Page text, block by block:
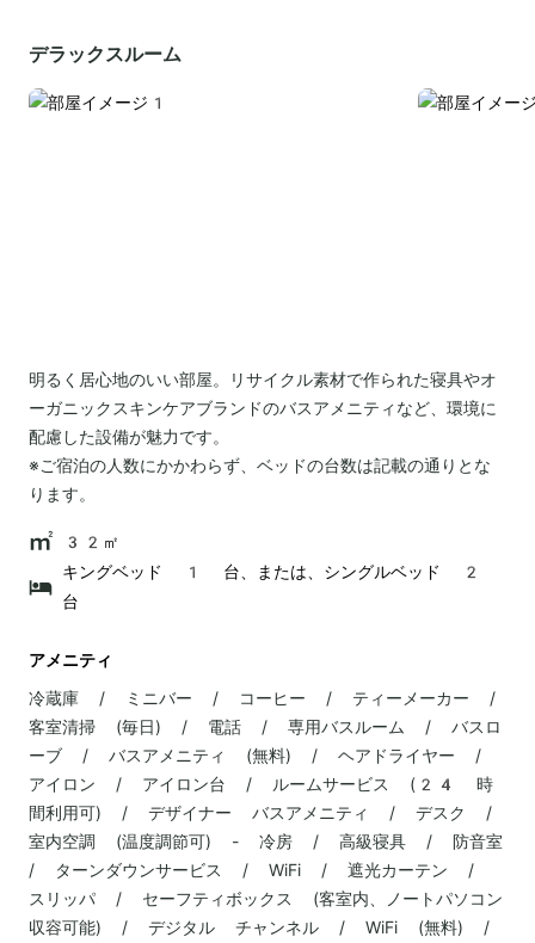
デラックスルーム
明るく居心地のいい部屋。リサイクル素材で作られた寝具やオ
ーガニックスキンケアブランドのバスアメニティなど、環境に
配慮した設備が魅力です。
※ご宿泊の人数にかかわらず、ベッドの台数は記載の通りとな
ります。
32㎡
キングベッド 1 台、または、シングルベッド 2
台
アメニティ
冷蔵庫 / ミニバー / コーヒー / ティーメーカー /
客室清掃 (毎日) / 電話 / 専用バスルーム / バスロ
ーブ / バスアメニティ (無料) / ヘアドライヤー /
アイロン / アイロン台 / ルームサービス (24 時
間利用可) / デザイナー バスアメニティ / デスク /
室内空調 (温度調節可) - 冷房 / 高級寝具 / 防音室
/ ターンダウンサービス / WiFi / 遮光カーテン /
スリッパ / セーフティボックス (客室内、ノートパソコン
収容可能) / デジタル チャンネル / WiFi (無料) /